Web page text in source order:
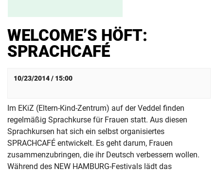
WELCOME’S HÖFT:
SPRACHCAFÉ
10/23/2014 / 15:00
Im EKiZ (Eltern-Kind-Zentrum) auf der Veddel finden
regelmäßig Sprachkurse für Frauen statt. Aus diesen
Sprachkursen hat sich ein selbst organisiertes
SPRACHCAFÉ entwickelt. Es geht darum, Frauen
zusammenzubringen, die ihr Deutsch verbessern wollen.
Während des NEW HAMBURG-Festivals lädt das